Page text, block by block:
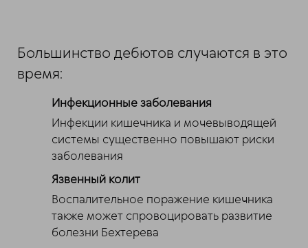
Большинство дебютов случаются в это
время:
Инфекционные заболевания
Инфекции кишечника и мочевыводящей
системы существенно повышают риски
заболевания
Язвенный колит
Воспалительное поражение кишечника
также может спровоцировать развитие
болезни Бехтерева